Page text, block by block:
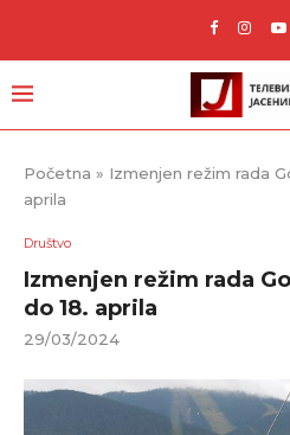
Početna » Izmenjen režim rada
aprila
Društvo
Izmenjen režim rada
do 18. aprila
29/03/2024